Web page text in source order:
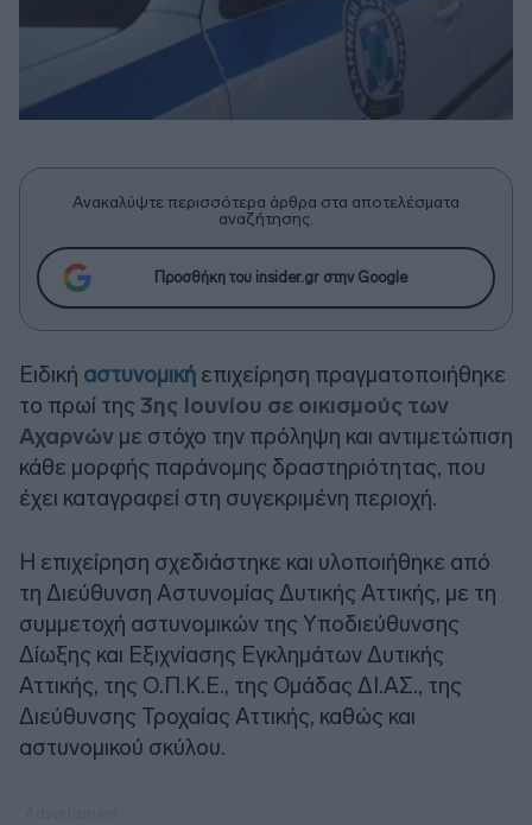
Ανακαλύψτε περισσότερα άρθρα στα αποτελέσματα
αναζήτησης.
Προσθήκη του insider.gr στην Google
Ειδική αστυνομική επιχείρηση πραγματοποιήθηκε
το πρωί της 3ης Ιουνίου σε οικισμούς των
Αχαρνών με στόχο την πρόληψη και αντιμετώπιση
κάθε μορφής παράνομης δραστηριότητας, που
έχει καταγραφεί στη συγεκριμένη περιοχή.
Η επιχείρηση σχεδιάστηκε και υλοποιήθηκε από
τη Διεύθυνση Αστυνομίας Δυτικής Αττικής, με τη
συμμετοχή αστυνομικών της Υποδιεύθυνσης
Δίωξης και Εξιχνίασης Εγκλημάτων Δυτικής
Αττικής, της Ο.Π.Κ.Ε., της Ομάδας ΔΙ.ΑΣ., της
Διεύθυνσης Τροχαίας Αττικής, καθώς και
αστυνομικού σκύλου.